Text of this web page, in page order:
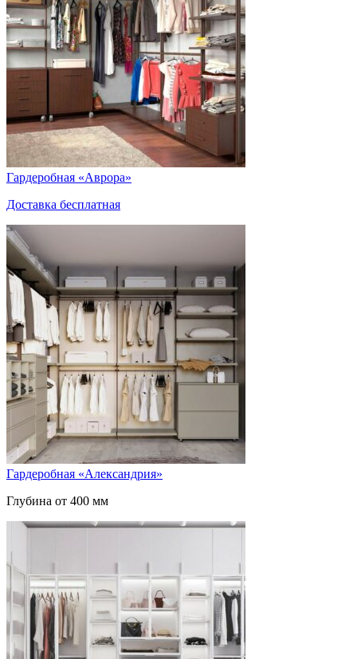
Гардеробная «Аврора»
Доставка бесплатная
Гардеробная «Александрия»
Глубина от 400 мм